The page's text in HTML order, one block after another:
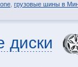
грузовые шины в
диски